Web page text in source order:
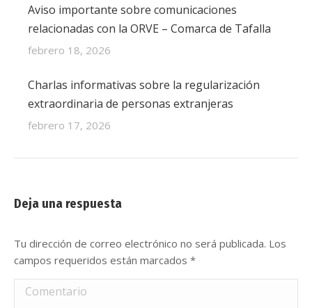
Aviso importante sobre comunicaciones
relacionadas con la ORVE – Comarca de Tafalla
febrero 18, 2026
Charlas informativas sobre la regularización
extraordinaria de personas extranjeras
febrero 17, 2026
Deja una respuesta
Tu dirección de correo electrónico no será publicada. Los
campos requeridos están marcados *
Comentario